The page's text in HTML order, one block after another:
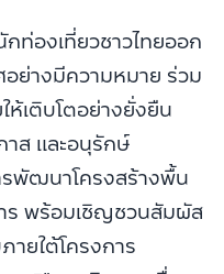
ที่ยวชาวไทยออก
อย่างมีความหมาย ร่วม
เติบโตอย่างยั่งยืน
าส และอนุรักษ์
พัฒนาโครงสร้างพื้น
ร พร้อมเชิญชวนสัมผัส
ยใต้โครงการ